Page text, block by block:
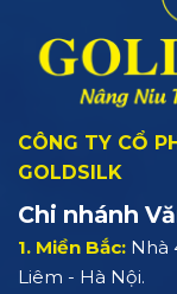
CÔNG TY CỔ
GOLDSILK
Chi nhánh
1. Miền Bắc: Nhà
Liêm - Hà Nội.